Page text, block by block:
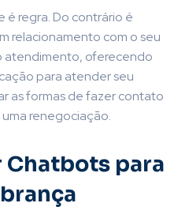
regra. Do contrário é
relacionamento com o seu
atendimento, oferecendo
para atender seu
as formas de fazer contato
renegociação.
para